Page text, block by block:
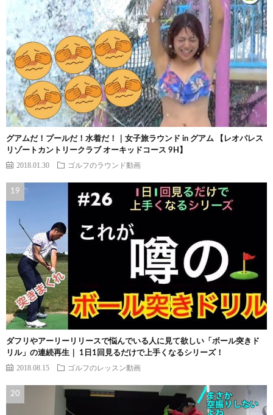
グアムだ！プールだ！水着だ！｜女子旅ラウンド in グアム 【レオパレス
リゾートカントリークラブ オーキッドコース 9H】
2018.01.30 ゴルフのラウンド動画
ダフリやアーリーリリースで悩んでいる人に見て欲しい「ボール突きド
リル」の連続再生｜ 1日1回見るだけで上手くなるシリーズ！
2018.08.15 ゴルフのレッスン動画